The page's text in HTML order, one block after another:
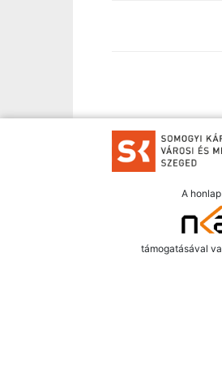
A
támogatásával